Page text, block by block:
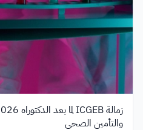
والتأمين الصحي